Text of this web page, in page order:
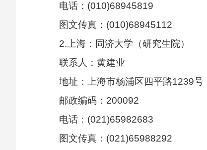
电话：(010)68945819
图文传真：(010)68945112
2.上海：同济大学（研究生院）
联系人：黄建业
地址：上海市杨浦区四平路1239号
邮政编码：200092
电话：(021)65982683
图文传真：(021)65988292